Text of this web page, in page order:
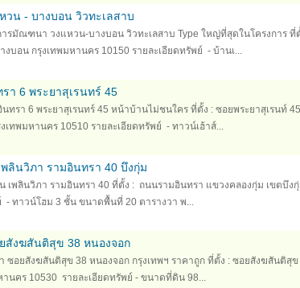
น - บางบอน วิวทะเลสาบ
รมัณฑนา วงแหวน-บางบอน วิวทะเลสาบ Type ใหญ่ที่สุดในโครงการ ที่
บอน กรุงเทพมหานคร 10150 รายละเอียดทรัพย์ - บ้านเ...
า 6 พระยาสุเรนทร์ 45
ทรา 6 พระยาสุเรนทร์ 45 หน้าบ้านไม่ชนใคร ที่ตั้ง : ซอยพระยาสุเรนท์ 45
ทพมหานคร 10510 รายละเอียดทรัพย์ - ทาวน์เฮ้าส์...
ลินวิภา รามอินทรา 40 บึงกุ่ม
พลินวิภา รามอินทรา 40 ที่ตั้ง : ถนนรามอินทรา แขวงคลองกุ่ม เขตบึง
- ทาวน์โฮม 3 ชั้น ขนาดพื้นที่ 20 ตารางวา พ...
สังฆสันติสุข 38 หนองจอก
ซอยสังฆสันติสุข 38 หนองจอก กรุงเทพฯ ราคาถูก ที่ตั้ง : ซอยสังฆสันติสุข
นคร 10530 รายละเอียดทรัพย์ - ขนาดที่ดิน 98...